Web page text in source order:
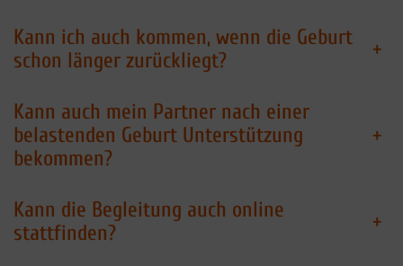
Kann ich auch kommen, wenn die Geburt
schon länger zurückliegt?
+
Kann auch mein Partner nach einer
belastenden Geburt Unterstützung
bekommen?
+
Kann die Begleitung auch online
stattfinden?
+